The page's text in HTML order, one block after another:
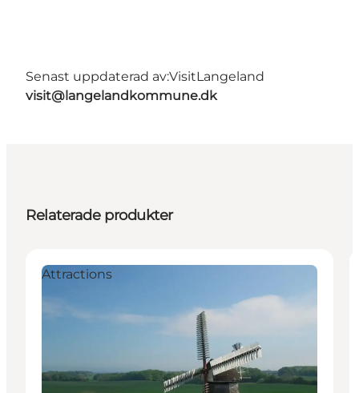
Senast uppdaterad av:VisitLangeland
visit@langelandkommune.dk
Relaterade produkter
Attractions